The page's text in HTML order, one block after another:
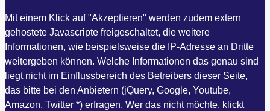
Mit einem Klick auf "Akzeptieren" werden zudem extern
gehostete Javascripte freigeschaltet, die weitere
Informationen, wie beispielsweise die IP-Adresse an Dritte
weitergeben können. Welche Informationen das genau sind
liegt nicht im Einflussbereich des Betreibers dieser Seite,
das bitte bei den Anbietern (jQuery, Google, Youtube,
Amazon, Twitter *) erfragen. Wer das nicht möchte, klickt